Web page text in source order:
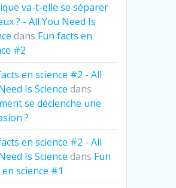
va-t-elle se séparer
? - All You Need Is
dans Fun facts en
#2
en science #2 - All
Is Science dans
se déclenche une
?
en science #2 - All
Is Science dans Fun
science #1